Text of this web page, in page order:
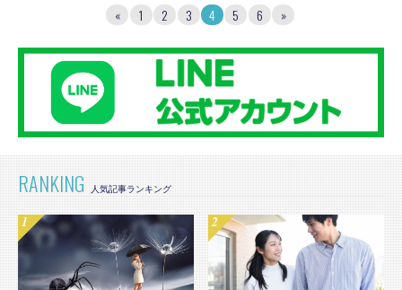
« 1 2 3 4 5 6 »
RANKING